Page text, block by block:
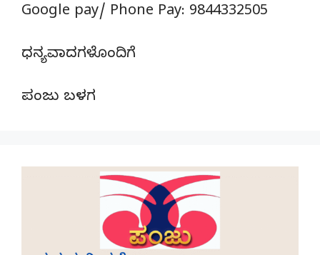
Google pay/ Phone Pay: 9844332505
ಧನ್ಯವಾದಗಳೊಂದಿಗೆ
ಪಂಜು ಬಳಗ